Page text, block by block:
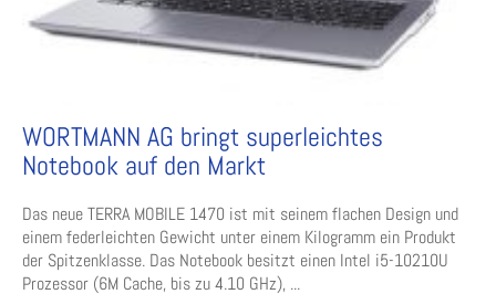
WORTMANN AG bringt superleichtes
Notebook auf den Markt
Das neue TERRA MOBILE 1470 ist mit seinem flachen Design und
einem federleichten Gewicht unter einem Kilogramm ein Produkt
der Spitzenklasse. Das Notebook besitzt einen Intel i5-10210U
Prozessor (6M Cache, bis zu 4.10 GHz), ...